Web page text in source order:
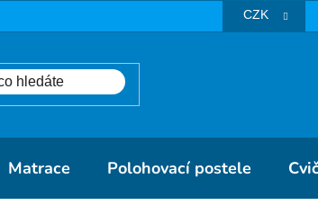
CZK
Matrace Polohovací postele